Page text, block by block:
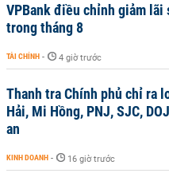
VPBank điều chỉnh giảm
trong tháng 8
TÀI CHÍNH - 4 giờ trước
Thanh tra Chính phủ chỉ ra
Hải, Mi Hồng, PNJ, SJC,
an
KINH DOANH - 16 giờ trước